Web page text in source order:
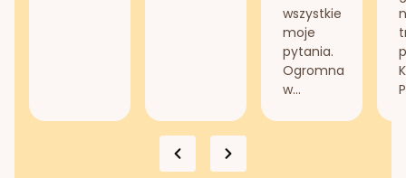
wszystkie
moje
pytania.
Ogromna
w...